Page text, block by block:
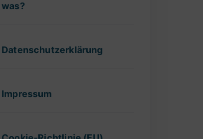
was?
Datenschutzerklärung
Impressum